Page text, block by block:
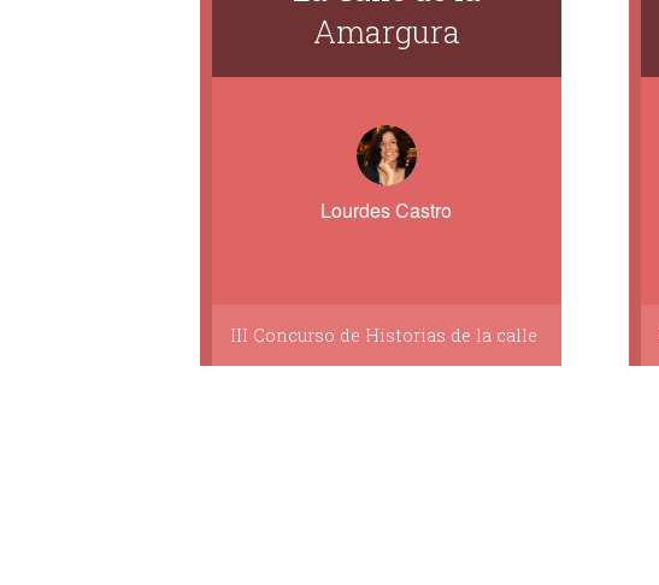
Amargura
Lourdes Castro
III Concurso de Historias de la calle